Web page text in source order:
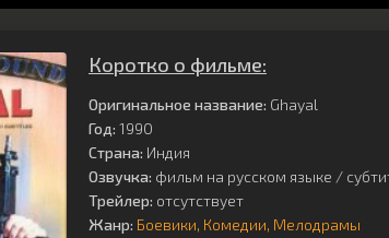
Коротко о фильме:
Оригинальное название: Ghayal
Год: 1990
Страна: Индия
Озвучка: фильм на русском языке /
Трейлер: отсутствует
Жанр: Боевики Комедии Мелодрамы